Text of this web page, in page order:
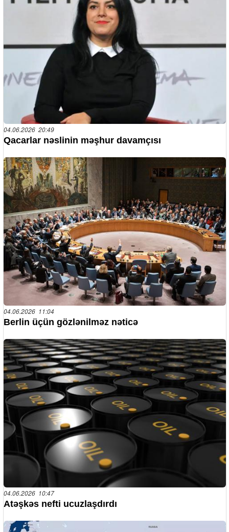
04.06.2026 20:49
Qacarlar nəslinin məşhur davamçısı
04.06.2026 11:04
Berlin üçün gözlənilməz nəticə
04.06.2026 10:47
Atəşkəs nefti ucuzlaşdırdı